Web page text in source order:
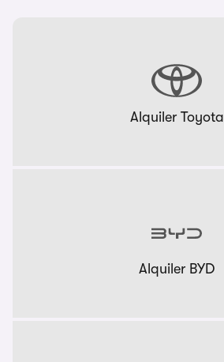
Alquiler Toyota
Alquiler BYD